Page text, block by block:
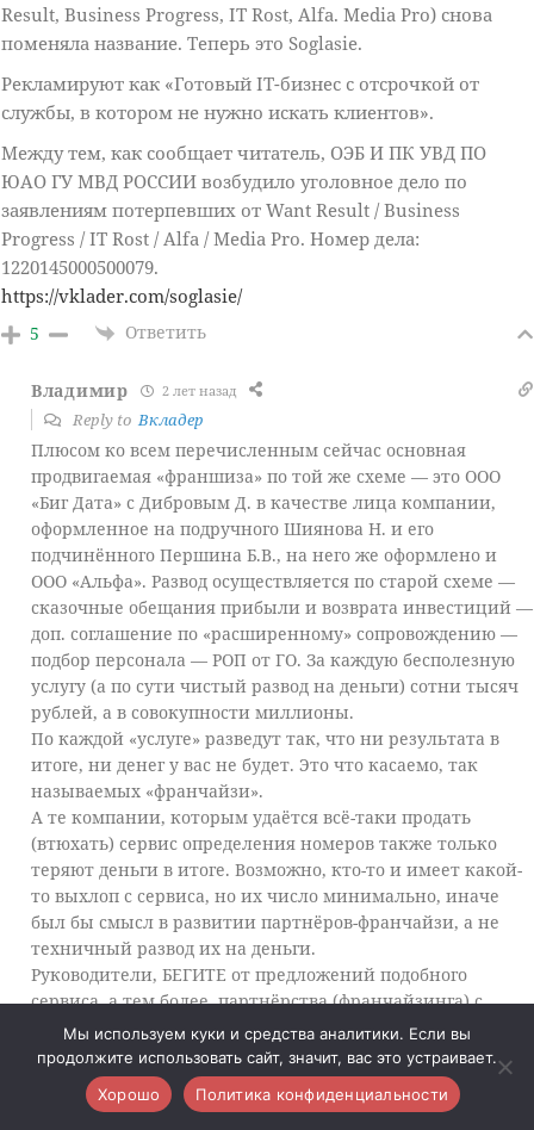
Result, Business Progress, IT Rost, Alfa. Media Pro) снова
поменяла название. Теперь это Soglasie.
Рекламируют как «Готовый IT-бизнес с отсрочкой от
службы, в котором не нужно искать клиентов».
Между тем, как сообщает читатель, ОЭБ И ПК УВД ПО
ЮАО ГУ МВД РОССИИ возбудило уголовное дело по
заявлениям потерпевших от Want Result / Business
Progress / IT Rost / Alfa / Media Pro. Номер дела:
1220145000500079.
https://vklader.com/soglasie/
5 Ответить
Владимир 2 лет назад
Reply toВкладер
Плюсом ко всем перечисленным сейчас основная
продвигаемая «франшиза» по той же схеме — это ООО
«Биг Дата» с Дибровым Д. в качестве лица компании,
оформленное на подручного Шиянова Н. и его
подчинённого Першина Б.В., на него же оформлено и
ООО «Альфа». Развод осуществляется по старой схеме —
сказочные обещания прибыли и возврата инвестиций —
доп. соглашение по «расширенному» сопровождению —
подбор персонала — РОП от ГО. За каждую бесполезную
услугу (а по сути чистый развод на деньги) сотни тысяч
рублей, а в совокупности миллионы.
По каждой «услуге» разведут так, что ни результата в
итоге, ни денег у вас не будет. Это что касаемо, так
называемых «франчайзи».
А те компании, которым удаётся всё-таки продать
(втюхать) сервис определения номеров также только
теряют деньги в итоге. Возможно, кто-то и имеет какой-
то выхлоп с сервиса, но их число минимально, иначе
был бы смысл в развитии партнёров-франчайзи, а не
техничный развод их на деньги.
Руководители, БЕГИТЕ от предложений подобного
сервиса, а тем более, партнёрства (франчайзинга) с
этими мошенниками! Тюрьма по ним давно плачет!!!
1 Ответить
3 лет назад
Мы используем куки и средства аналитики. Если вы
продолжите использовать сайт, значит, вас это устраивает.
Хорошо
Политика конфиденциальности